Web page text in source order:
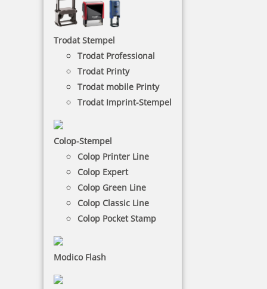
Trodat Stempel
Trodat Professional
Trodat Printy
Trodat mobile Printy
Trodat Imprint-Stempel
Colop-Stempel
Colop Printer Line
Colop Expert
Colop Green Line
Colop Classic Line
Colop Pocket Stamp
Modico Flash
härtesten Bedingungen stand, zum Beispiel einen
Dauereinsatz in Poststellen und Materiallagern.
NACH WUNSCHSTEMPEL FILTERN
7 Artikel in der Kategorie
Colop Expert Line 3100 Textstempel 41x24 mm